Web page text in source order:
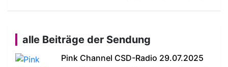
alle Beiträge der Sendung
Pink Channel CSD-Radio 29.07.2025